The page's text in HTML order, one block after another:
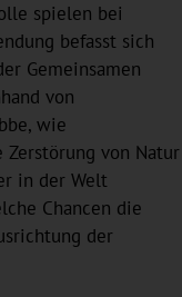
spielen bei
befasst sich
Gemeinsamen
von
wie
von Natur
in der Welt
Chancen die
der